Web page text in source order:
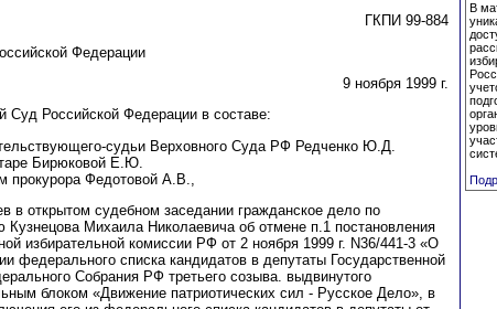
ГКПИ 99-884
Федерации
9 ноября 1999 г.
Суд Российской Федерации в составе:
судьи Верховного Суда РФ Редченко Ю.Д.
Бирюковой Е.Ю.
прокурора Федотовой А.В.,
в открытом судебном заседании гражданское дело по
Кузнецова Михаила Николаевича об отмене п.1 постановления
избирательной комиссии РФ от 2 ноября 1999 г. N36/441-3 «О
федерального списка кандидатов в депутаты Государственной
Собрания РФ третьего созыва. выдвинутого
блоком «Движение патриотических сил - Русское Дело», в
В